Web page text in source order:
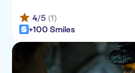
PRE CRUISE Days Inn by
Wyndham Vancouver
PRE CRUISE Terminal
4/5 (1)
+100 Smiles